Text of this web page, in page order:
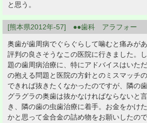
と思う。
[熊本県2012年-57] ●●歯科 アラフォー
奥歯が歯周病でぐらぐらして噛むと痛みが
評判の良さそうなこの医院に行きました。
題の歯周病治療に、特にアドバイスはいた
の抱える問題と医院の方針とのミスマッチの
できれば抜きたくなかったのですが、隣の
グラグラの奥歯は抜かなければならないと
き、隣の歯の虫歯治療に着手。お金をかけ
かと思って金合金の詰め物をお願いしたの